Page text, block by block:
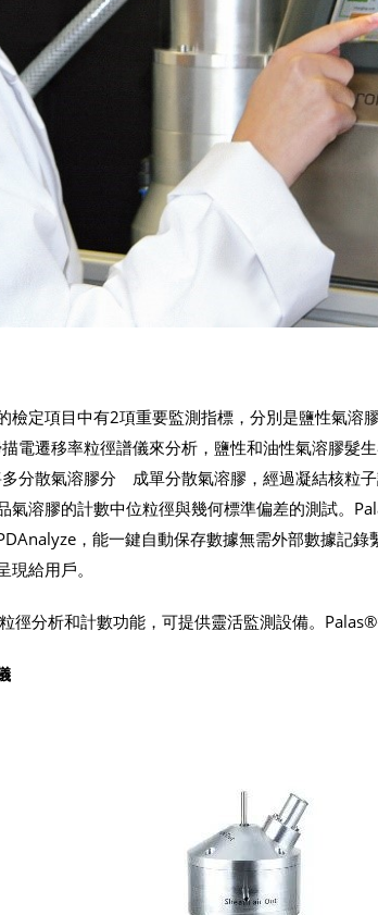
檢定項目中有2項重要監測指標，分別是鹽性氣溶
電遷移率粒徑譜儀來分析，鹽性和油性氣溶膠髮
分散氣溶膠分離成單分散氣溶膠，經過凝結核粒
氣溶膠的計數中位粒徑與幾何標準偏差的測試。
，能一鍵自動保存數據無需外部數據記
給用戶。
徑分析和計數功能，可提供靈活監測設備。